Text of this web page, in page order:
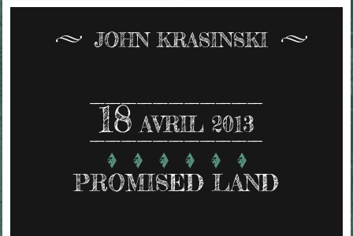
JOHN KRASINSKI
18 AVRIL 2013
PROMISED LAND